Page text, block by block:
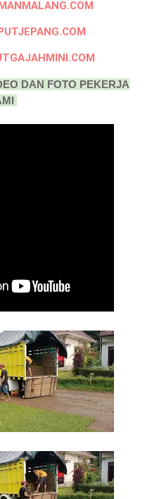
DAN FOTO PEKERJA